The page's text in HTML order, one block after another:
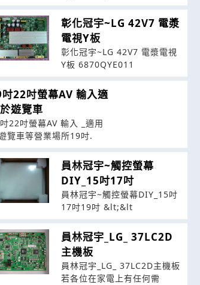
彰化冠宇~LG 42V7 電漿
電視Y板
彰化冠宇~LG 42V7 電漿電視
Y板 6870QYE011
22吋螢幕AV 輸入適
遊覽車
22吋螢幕AV 輸入 _適用
覽車等營業場所19吋.
員林冠宇~觸控螢幕
DIY_15吋17吋
員林冠宇~觸控螢幕DIY_15吋
17吋19吋 &lt;&lt
員林冠宇_LG_ 37LC2D
主機板
員林冠宇_LG_ 37LC2D主機板
若各位在家電上有任何需